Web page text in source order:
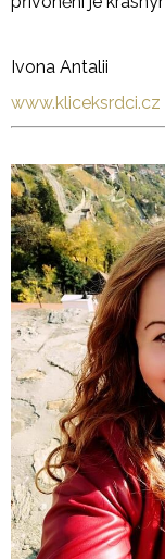
Ivona Antalii
www.kliceksrdci.cz